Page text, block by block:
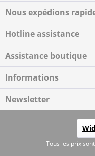
Nous expédions
Hotline assistance
Assistance boutique
Informations
Newsletter
Tous les prix